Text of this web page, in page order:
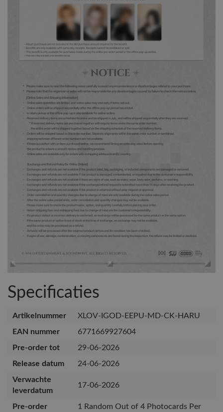
Specificaties
Artikelnummer
XLOV-IGOD-EEPU-MD-CK-HARU
EAN nummer
6771669927604
Pre-order tot
29-06-2026
Release datum
24-06-2026
Verwachte
leverdatum
17-06-2026
Pre-order
1 Random Out of 4 Photocards Per